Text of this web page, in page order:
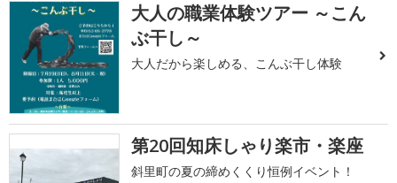
大人の職業体験ツアー ～こん
ぶ干し～
大人だから楽しめる、こんぶ干し体験
第20回知床しゃり楽市・楽座
斜里町の夏の締めくくり恒例イベント！